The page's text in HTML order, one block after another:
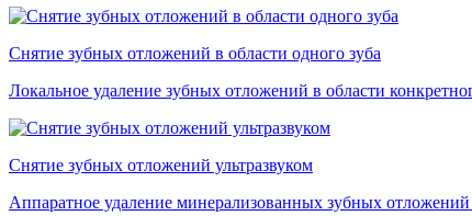
Снятие зубных отложений в области одного зуба
Локальное удаление зубных отложений в области
Снятие зубных отложений ультразвуком
Аппаратное удаление минерализованных зубных